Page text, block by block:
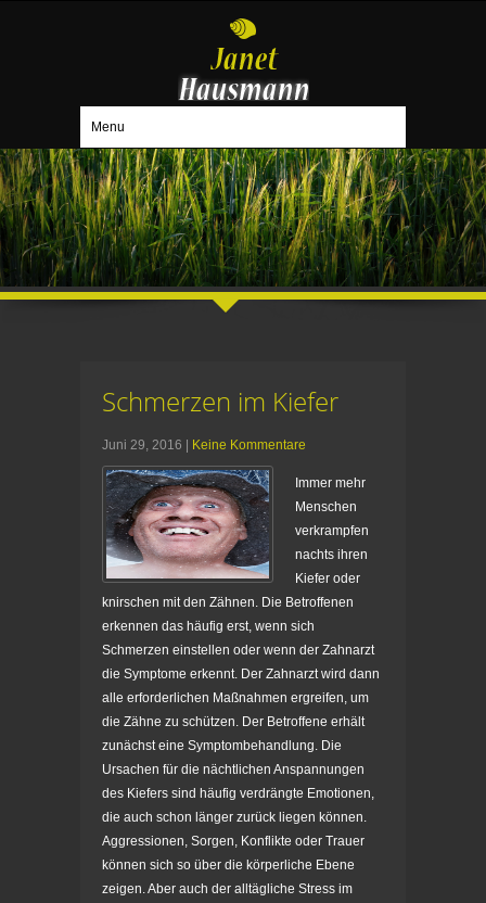
Menu
Schmerzen im Kiefer
Juni 29, 2016 Keine Kommentare
Immer mehr
Menschen
verkrampfen
nachts ihren
Kiefer oder
knirschen mit den Zähnen. Die Betroffenen
erkennen das häufig erst, wenn sich
Schmerzen einstellen oder wenn der Zahnarzt
die Symptome erkennt. Der Zahnarzt wird dann
alle erforderlichen Maßnahmen ergreifen, um
die Zähne zu schützen. Der Betroffene erhält
zunächst eine Symptombehandlung. Die
Ursachen für die nächtlichen Anspannungen
des Kiefers sind häufig verdrängte Emotionen,
die auch schon länger zurück liegen können.
Aggressionen, Sorgen, Konflikte oder Trauer
können sich so über die körperliche Ebene
zeigen. Aber auch der alltägliche Stress im